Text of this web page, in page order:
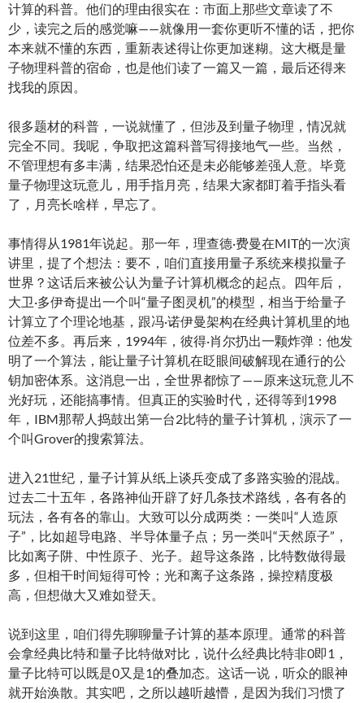
计算的科普。他们的理由很实在：市面上那些文章读了不
少，读完之后的感觉嘛——就像用一套你更听不懂的话，把你
本来就不懂的东西，重新表述得让你更加迷糊。这大概是量
子物理科普的宿命，也是他们读了一篇又一篇，最后还得来
找我的原因。
很多题材的科普，一说就懂了，但涉及到量子物理，情况就
完全不同。我呢，争取把这篇科普写得接地气一些。当然，
不管理想有多丰满，结果恐怕还是未必能够差强人意。毕竟
量子物理这玩意儿，用手指月亮，结果大家都盯着手指头看
了，月亮长啥样，早忘了。
事情得从1981年说起。那一年，理查德·费曼在MIT的一次演
讲里，提了个想法：要不，咱们直接用量子系统来模拟量子
世界？这话后来被公认为量子计算机概念的起点。四年后，
大卫·多伊奇提出一个叫“量子图灵机”的模型，相当于给量子
计算立了个理论地基，跟冯·诺伊曼架构在经典计算机里的地
位差不多。再后来，1994年，彼得·肖尔扔出一颗炸弹：他发
明了一个算法，能让量子计算机在眨眼间破解现在通行的公
钥加密体系。这消息一出，全世界都惊了——原来这玩意儿不
光好玩，还能搞事情。但真正的实验时代，还得等到1998
年，IBM那帮人捣鼓出第一台2比特的量子计算机，演示了一
个叫Grover的搜索算法。
进入21世纪，量子计算从纸上谈兵变成了多路实验的混战。
过去二十五年，各路神仙开辟了好几条技术路线，各有各的
玩法，各有各的靠山。大致可以分成两类：一类叫“人造原
子”，比如超导电路、半导体量子点；另一类叫“天然原子”，
比如离子阱、中性原子、光子。超导这条路，比特数做得最
多，但相干时间短得可怜；光和离子这条路，操控精度极
高，但想做大又难如登天。
说到这里，咱们得先聊聊量子计算的基本原理。通常的科普
会拿经典比特和量子比特做对比，说什么经典比特非0即1，
量子比特可以既是0又是1的叠加态。这话一说，听众的眼神
就开始涣散。其实吧，之所以越听越懵，是因为我们习惯了